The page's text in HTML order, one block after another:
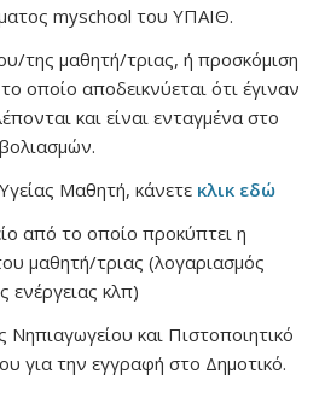
myschool του ΥΠΑΙΘ.
της μαθητή/τριας, ή προσκόμιση
οποίο αποδεικνύεται ότι έγιναν
και είναι ενταγμένα στο
Μαθητή, κάνετε κλικ εδώ
από το οποίο προκύπτει η
μαθητή/τριας (λογαριασμός
ενέργειας κλπ)
και Πιστοποιητικό
για την εγγραφή στο Δημοτικό.